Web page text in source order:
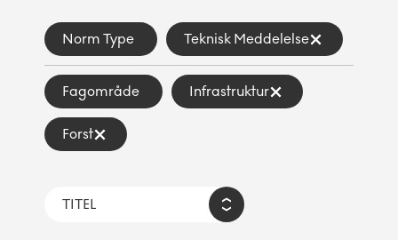
Norm Type Teknisk Meddelelse
Fagområde Infrastruktur
Forst